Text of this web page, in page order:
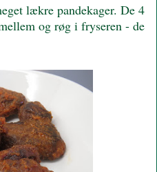
lækre pandekager. De 4
og røg i fryseren - de